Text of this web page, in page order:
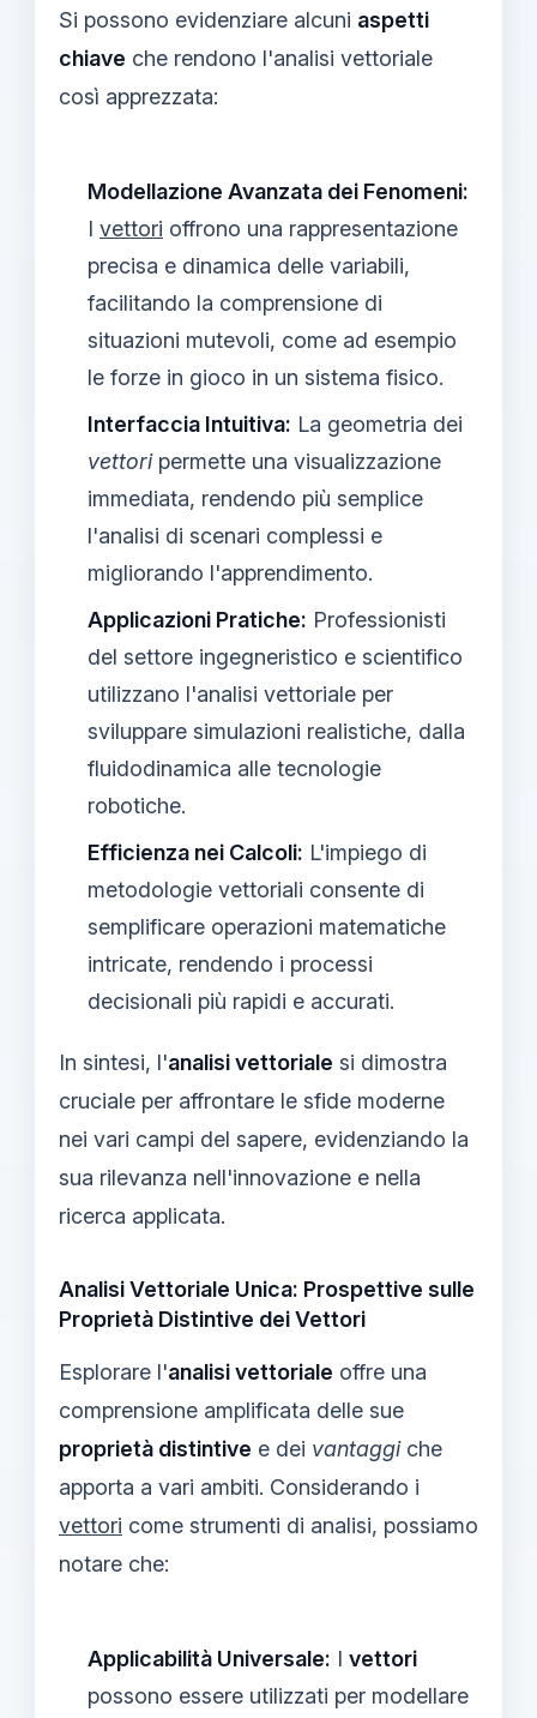
Si possono evidenziare alcuni aspetti
chiave che rendono l'analisi vettoriale
così apprezzata:
Modellazione Avanzata dei Fenomeni:
I vettori offrono una rappresentazione
precisa e dinamica delle variabili,
facilitando la comprensione di
situazioni mutevoli, come ad esempio
le forze in gioco in un sistema fisico.
Interfaccia Intuitiva: La geometria dei
vettoripermette una visualizzazione
immediata, rendendo più semplice
l'analisi di scenari complessi e
migliorando l'apprendimento.
Applicazioni Pratiche: Professionisti
del settore ingegneristico e scientifico
utilizzano l'analisi vettoriale per
sviluppare simulazioni realistiche, dalla
fluidodinamica alle tecnologie
robotiche.
Efficienza nei Calcoli: L'impiego di
metodologie vettoriali consente di
semplificare operazioni matematiche
intricate, rendendo i processi
decisionali più rapidi e accurati.
In sintesi, l'analisi vettoriale si dimostra
cruciale per affrontare le sfide moderne
nei vari campi del sapere, evidenziando la
sua rilevanza nell'innovazione e nella
ricerca applicata.
Analisi Vettoriale Unica: Prospettive sulle
Proprietà Distintive dei Vettori
Esplorare l'analisi vettoriale offre una
comprensione amplificata delle sue
proprietà distintive e dei vantaggiche
apporta a vari ambiti. Considerando i
vettori come strumenti di analisi, possiamo
notare che:
Applicabilità Universale: I vettori
possono essere utilizzati per modellare